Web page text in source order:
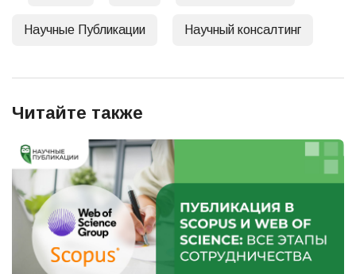
Научные Публикации Научный консалтинг
Читайте также